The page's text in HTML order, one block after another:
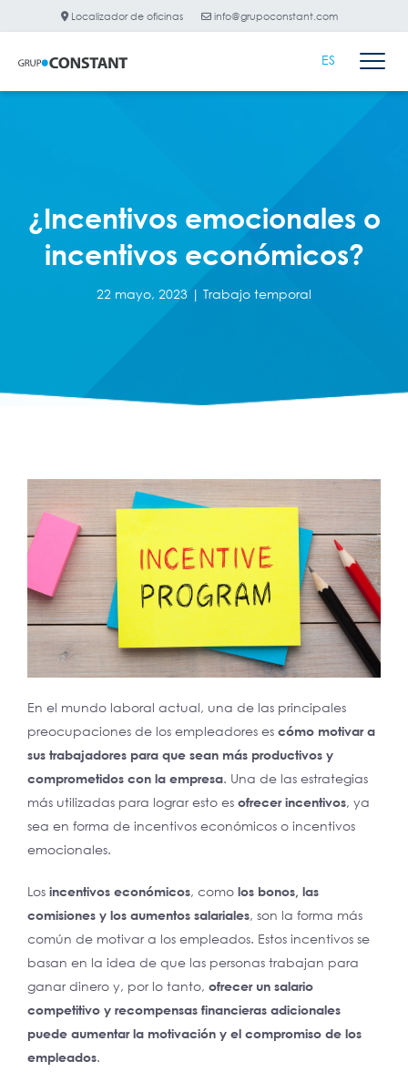
Localizador de oficinas info@grupoconstant.com
ES
¿Incentivos emocionales o
incentivos económicos?
22 mayo, 2023 | Trabajo temporal
En el mundo laboral actual, una de las principales
preocupaciones de los empleadores es cómo motivar a
sus trabajadores para que sean más productivos y
comprometidos con la empresa. Una de las estrategias
más utilizadas para lograr esto es ofrecer incentivos, ya
sea en forma de incentivos económicos o incentivos
emocionales.
Los incentivos económicos, como los bonos, las
comisiones y los aumentos salariales, son la forma más
común de motivar a los empleados. Estos incentivos se
basan en la idea de que las personas trabajan para
ganar dinero y, por lo tanto, ofrecer un salario
competitivo y recompensas financieras adicionales
puede aumentar la motivación y el compromiso de los
empleados.